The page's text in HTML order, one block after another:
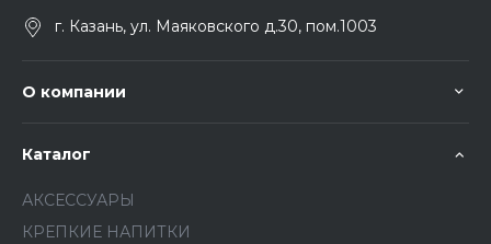
г. Казань, ул. Маяковского д.30, пом.1003
О компании
Каталог
АКСЕССУАРЫ
КРЕПКИЕ НАПИТКИ